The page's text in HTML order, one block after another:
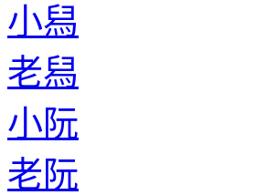
小舄
老舄
小阮
老阮